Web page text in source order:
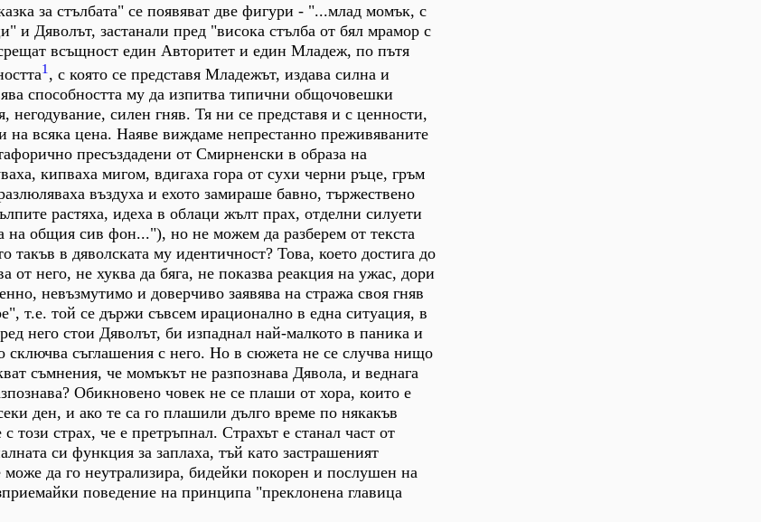
за стълбата" се появяват две фигури - "...млад момък, с
и Дяволът, застанали пред "висока стълба от бял мрамор с
всъщност един Авторитет и един Младеж, по пътя
1 , с която се представя Младежът, издава силна и
способността му да изпитва типични общочовешки
негодувание, силен гняв. Тя ни се представя и с ценности,
всяка цена. Наяве виждаме непрестанно преживяваните
пресъздадени от Смирненски в образа на
кипваха мигом, вдигаха гора от сухи черни ръце, гръм
въздуха и ехото замираше бавно, тържествено
растяха, идеха в облаци жълт прах, отделни силуети
на общия сив фон..."), но не можем да разберем от текста
такъв в дяволската му идентичност? Това, което достига до
него, не хуква да бяга, не показва реакция на ужас, дори
невъзмутимо и доверчиво заявява на стража своя гняв
т.е. той се държи съвсем ирационално в една ситуация, в
него стои Дяволът, би изпаднал най-малкото в паника и
сключва съглашения с него. Но в сюжета не се случва нищо
съмнения, че момъкът не разпознава Дявола, и веднага
Обикновено човек не се плаши от хора, които е
ден, и ако те са го плашили дълго време по някакъв
този страх, че е претръпнал. Страхът е станал част от
си функция за заплаха, тъй като застрашеният
да го неутрализира, бидейки покорен и послушен на
поведение на принципа "преклонена главица